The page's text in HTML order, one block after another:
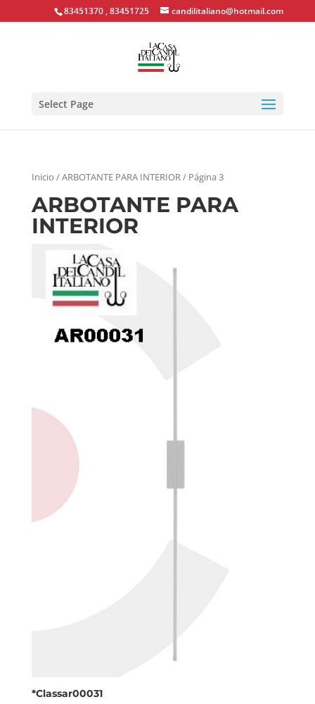
83451370 , 83451725 candilitaliano@hotmail.com
Select Page
Inicio / ARBOTANTE PARA INTERIOR / Página 3
ARBOTANTE PARA
INTERIOR
*Classar00031